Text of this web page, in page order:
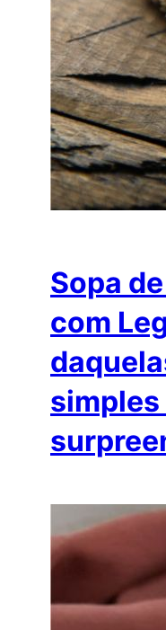
Sopa
com
simples